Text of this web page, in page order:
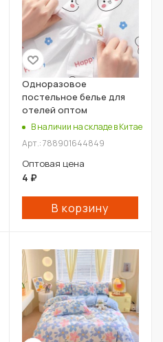
Одноразовое
постельное белье для
отелей оптом
В наличии на складе в Китае
Арт.: 788901644849
Оптовая цена
4 ₽
В корзину